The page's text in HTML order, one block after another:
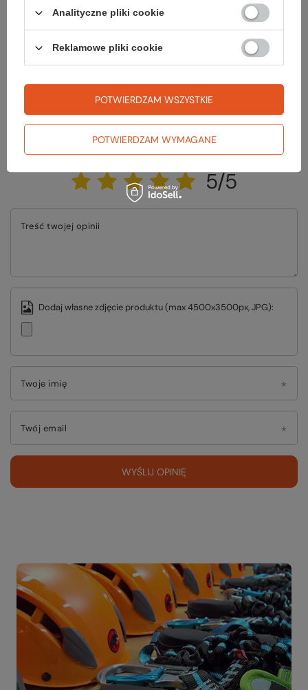
Zadaj pytanie a my odpowiemy niezwłocznie, najciekawsze pytania i
ZADAJ PYTANIE
Napisz swoją opinię
5/5
Treść twojej opinii
Dodaj własne zdjęcie produktu (max 4500x3500px, JPG):
Twoje imię
Twój email
WYŚLIJ OPINIĘ
Analityczne pliki cookie
Reklamowe pliki cookie
POTWIERDZAM WYMAGANE
POTWIERDZAM WSZYSTKIE